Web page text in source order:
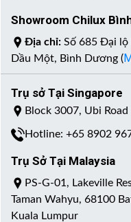
Showroom Chilux
Địa chỉ: Số 685 Đại lộ
Dầu Một, Bình Dương (
Trụ sở Tại Singapore
Block 3007, Ubi
Hotline: +65 8902
Trụ Sở Tại Malaysia
PS-G-01, Lakeville
Taman Wahyu, 68100
Kuala Lumpur